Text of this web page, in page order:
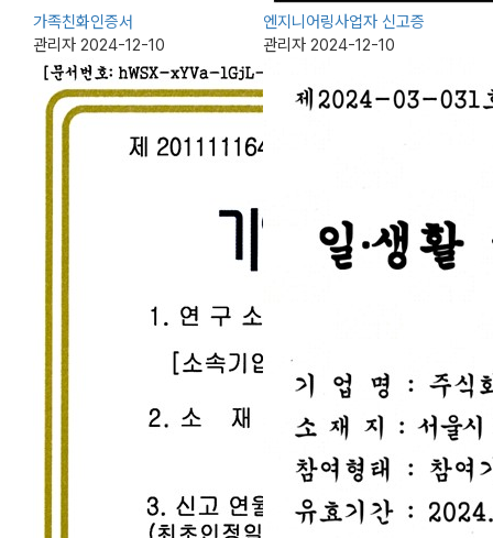
가족친화인증서
관리자 2024-12-10
엔지니어링사업자 신고증
관리자 2024-12-10